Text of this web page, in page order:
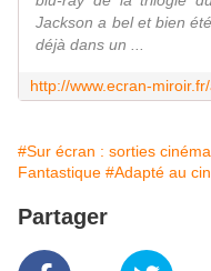
Jackson a bel et bien
déjà dans un ...
#Sur écran : sorties cinéma
Fantastique #Adapté au
Partager